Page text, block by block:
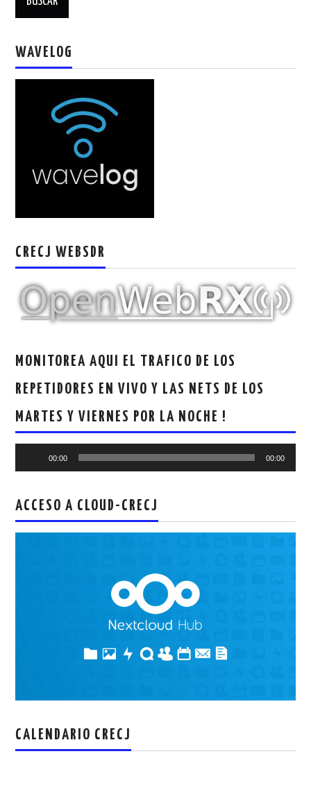
PROMOCIÓN DE LA RADIO AFICIÓN
PROPAGACIÓN
SOLICITUD DE INGRESO
SOTA Y POTA
AUTENTIFICACIÓN DE MIEMBROS DEL
CRECJ
WAVELOG
CRECJ WEBSDR
MONITOREA AQUI EL TRAFICO DE LOS
REPETIDORES EN VIVO Y LAS NETS DE LOS
MARTES Y VIERNES POR LA NOCHE !
00:00 00:00
ACCESO A CLOUD-CRECJ
CALENDARIO CRECJ